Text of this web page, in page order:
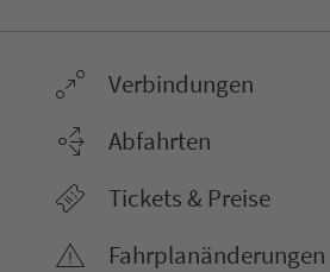
Ver­bin­dungen
Abfahrten
Tickets & Preise
Fahr­plan­ände­rungen